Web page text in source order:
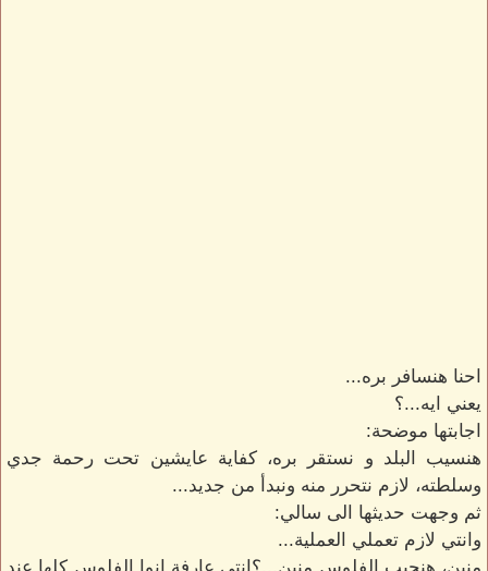
احنا هنسافر بره...
يعني ايه...؟
اجابتها موضحة:
هنسيب البلد و نستقر بره، كفاية عايشين تحت رحمة جدي
وسلطته، لازم نتحرر منه ونبدأ من جديد...
ثم وجهت حديثها الى سالي:
وانتي لازم تعملي العملية...